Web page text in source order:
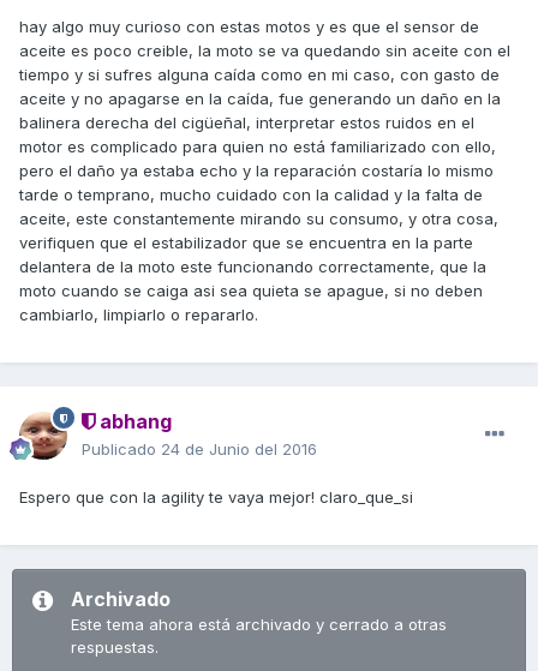
hay algo muy curioso con estas motos y es que el sensor de
aceite es poco creible, la moto se va quedando sin aceite con el
tiempo y si sufres alguna caída como en mi caso, con gasto de
aceite y no apagarse en la caída, fue generando un daño en la
balinera derecha del cigüeñal, interpretar estos ruidos en el
motor es complicado para quien no está familiarizado con ello,
pero el daño ya estaba echo y la reparación costaría lo mismo
tarde o temprano, mucho cuidado con la calidad y la falta de
aceite, este constantemente mirando su consumo, y otra cosa,
verifiquen que el estabilizador que se encuentra en la parte
delantera de la moto este funcionando correctamente, que la
moto cuando se caiga asi sea quieta se apague, si no deben
cambiarlo, limpiarlo o repararlo.
abhang
Publicado 24 de Junio del 2016
Espero que con la agility te vaya mejor! claro_que_si
Archivado
Este tema ahora está archivado y cerrado a otras
respuestas.